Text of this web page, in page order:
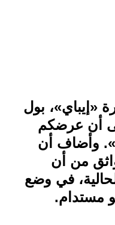
«إيباي»، بول
أن عرضكم
وأضاف أن
من أن
في وضع
مستدام.